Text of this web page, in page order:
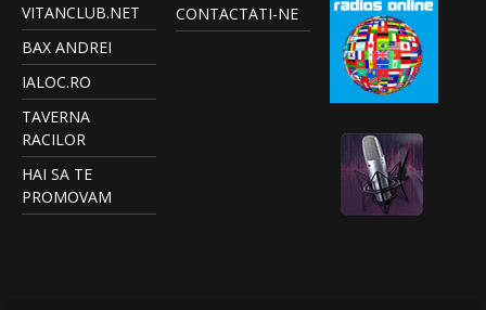
VITANCLUB.NET
BAX ANDREI
IALOC.RO
TAVERNA
RACILOR
HAI SA TE
PROMOVAM
CONTACTATI-NE